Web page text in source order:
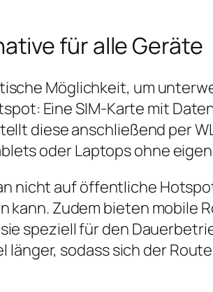
für alle Geräte
Möglichkeit, um
Eine SIM‑Karte mit
diese anschließend per
oder Laptops ohne
nicht auf öffentliche
Zudem bieten mobile
speziell für den
länger, sodass sich der